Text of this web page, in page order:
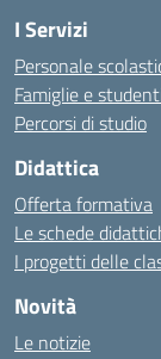
I Servizi
Personale
Famiglie e studenti
Percorsi di studio
Didattica
Offerta formativa
Le schede
I progetti delle
Novità
Le notizie